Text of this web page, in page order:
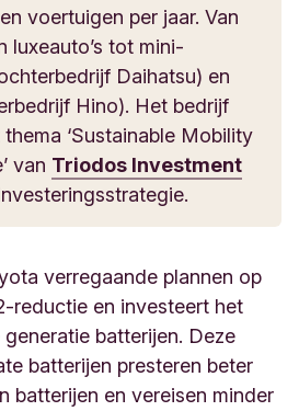
voertuigen per jaar. Van
luxeauto’s tot mini-
Daihatsu) en
Hino). Het bedrijf
‘Sustainable Mobility
van Triodos Investment
verregaande plannen op
reductie en investeert het
batterijen. Deze
batterijen presteren beter
batterijen en vereisen minder